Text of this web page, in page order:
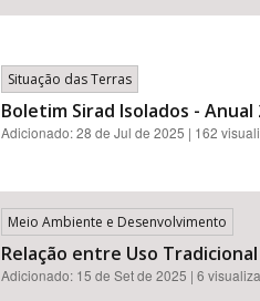
Situação das Terras
Boletim Sirad Isolados - Anual
Adicionado:28 de Jul de 2025 | 162
Meio Ambiente e Desenvolvimento
Relação entre Uso
Adicionado: 15 de Set de 2025 | 6